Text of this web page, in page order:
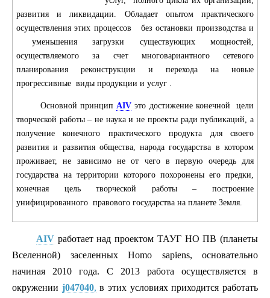
развития и ликвидации. Обладает опытом практического
осуществления этих процессов без остановки производства и
уменьшения загрузки существующих мощностей,
осуществляемого за счет многовариантного сетевого
планирования реконструкции и перехода на новые
прогрессивные виды продукции и услуг .
Основной принципAIV это достижение конечной цели
творческой работы – не наука и не проекты ради публикаций, а
получение конечного практического продукта для своего
развития и развития общества, народа государства в котором
проживает, не зависимо не от чего в первую очередь для
государства на территории которого похоронены его предки,
конечная цель творческой работы – построение
унифицированного правового государства на планете Земля.
AIV работает над проектом ТАУГ НО ПВ (планеты
Вселенной) заселенных Homo sapiens, основательно
начиная 2010 года. С 2013 работа осуществляется в
окружении j047040, в этих условиях приходится работать